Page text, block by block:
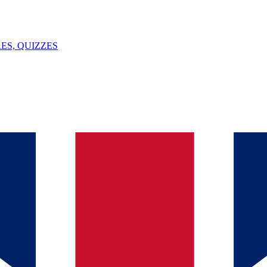
QUIZZES